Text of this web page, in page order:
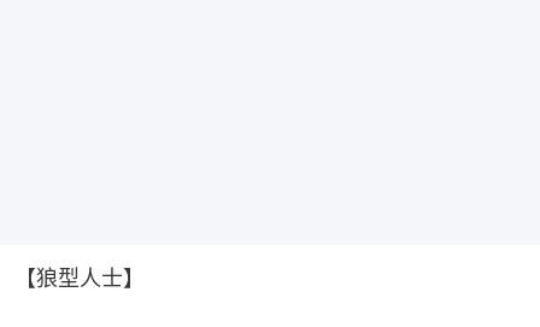
【狼型人士】